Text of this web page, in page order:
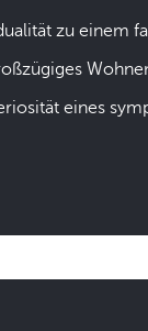
zu einem
eines